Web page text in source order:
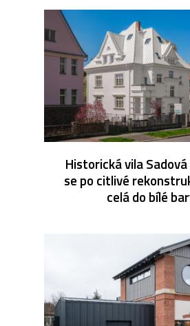
Historická vila
se po citlivé
celá do bílé